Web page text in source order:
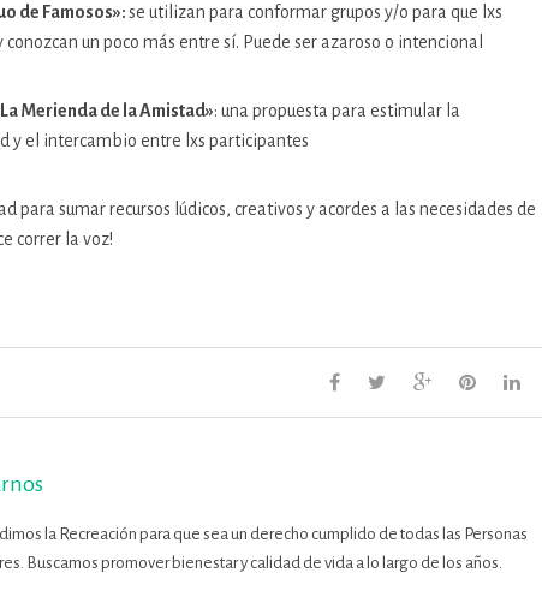
de Famosos»:se utilizan para conformar grupos y/o para que lxs
un poco más entre sí. Puede ser azaroso o intencional
Merienda de la Amistad»: una propuesta para estimular la
y el intercambio entre lxs participantes
para sumar recursos lúdicos, creativos y acordes a las necesidades de
correr la voz!
la Recreación para que sea un derecho cumplido de todas las Personas
Buscamos promover bienestar y calidad de vida a lo largo de los años.